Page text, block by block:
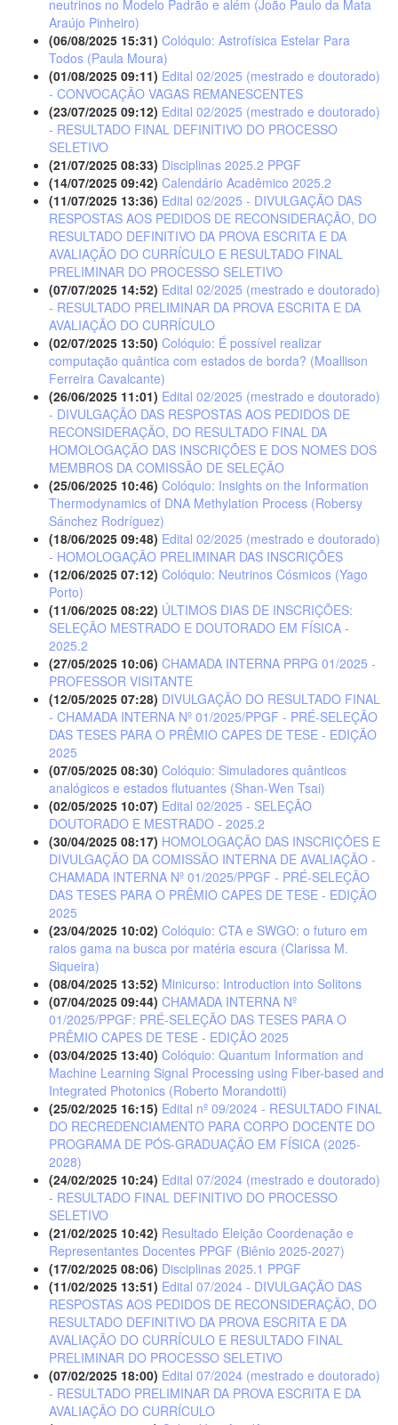
neutrinos no Modelo Padrão e além (João Paulo da Mata
Araújo Pinheiro)
(06/08/2025 15:31) Colóquio: Astrofísica Estelar Para
Todos (Paula Moura)
(01/08/2025 09:11) Edital 02/2025 (mestrado e doutorado)
- CONVOCAÇÃO VAGAS REMANESCENTES
(23/07/2025 09:12) Edital 02/2025 (mestrado e doutorado)
- RESULTADO FINAL DEFINITIVO DO PROCESSO
SELETIVO
(21/07/2025 08:33) Disciplinas 2025.2 PPGF
(14/07/2025 09:42) Calendário Acadêmico 2025.2
(11/07/2025 13:36) Edital 02/2025 - DIVULGAÇÃO DAS
RESPOSTAS AOS PEDIDOS DE RECONSIDERAÇÃO, DO
RESULTADO DEFINITIVO DA PROVA ESCRITA E DA
AVALIAÇÃO DO CURRÍCULO E RESULTADO FINAL
PRELIMINAR DO PROCESSO SELETIVO
(07/07/2025 14:52) Edital 02/2025 (mestrado e doutorado)
- RESULTADO PRELIMINAR DA PROVA ESCRITA E DA
AVALIAÇÃO DO CURRÍCULO
(02/07/2025 13:50) Colóquio: É possível realizar
computação quântica com estados de borda? (Moallison
Ferreira Cavalcante)
(26/06/2025 11:01) Edital 02/2025 (mestrado e doutorado)
- DIVULGAÇÃO DAS RESPOSTAS AOS PEDIDOS DE
RECONSIDERAÇÃO, DO RESULTADO FINAL DA
HOMOLOGAÇÃO DAS INSCRIÇÕES E DOS NOMES DOS
MEMBROS DA COMISSÃO DE SELEÇÃO
(25/06/2025 10:46) Colóquio: Insights on the Information
Thermodynamics of DNA Methylation Process (Robersy
Sánchez Rodríguez)
(18/06/2025 09:48) Edital 02/2025 (mestrado e doutorado)
- HOMOLOGAÇÃO PRELIMINAR DAS INSCRIÇÕES
(12/06/2025 07:12) Colóquio: Neutrinos Cósmicos (Yago
Porto)
(11/06/2025 08:22) ÚLTIMOS DIAS DE INSCRIÇÕES:
SELEÇÃO MESTRADO E DOUTORADO EM FÍSICA -
2025.2
(27/05/2025 10:06) CHAMADA INTERNA PRPG 01/2025 -
PROFESSOR VISITANTE
(12/05/2025 07:28) DIVULGAÇÃO DO RESULTADO FINAL
- CHAMADA INTERNA Nº 01/2025/PPGF - PRÉ-SELEÇÃO
DAS TESES PARA O PRÊMIO CAPES DE TESE - EDIÇÃO
2025
(07/05/2025 08:30) Colóquio: Simuladores quânticos
analógicos e estados flutuantes (Shan-Wen Tsai)
(02/05/2025 10:07) Edital 02/2025 - SELEÇÃO
DOUTORADO E MESTRADO - 2025.2
(30/04/2025 08:17) HOMOLOGAÇÃO DAS INSCRIÇÕES E
DIVULGAÇÃO DA COMISSÃO INTERNA DE AVALIAÇÃO -
CHAMADA INTERNA Nº 01/2025/PPGF - PRÉ-SELEÇÃO
DAS TESES PARA O PRÊMIO CAPES DE TESE - EDIÇÃO
2025
(23/04/2025 10:02) Colóquio: CTA e SWGO: o futuro em
raios gama na busca por matéria escura (Clarissa M.
Siqueira)
(08/04/2025 13:52) Minicurso: Introduction into Solitons
(07/04/2025 09:44) CHAMADA INTERNA Nº
01/2025/PPGF: PRÉ-SELEÇÃO DAS TESES PARA O
PRÊMIO CAPES DE TESE - EDIÇÃO 2025
(03/04/2025 13:40) Colóquio: Quantum Information and
Machine Learning Signal Processing using Fiber-based and
Integrated Photonics (Roberto Morandotti)
(25/02/2025 16:15) Edital nº 09/2024 - RESULTADO FINAL
DO RECREDENCIAMENTO PARA CORPO DOCENTE DO
PROGRAMA DE PÓS-GRADUAÇÃO EM FÍSICA (2025-
2028)
(24/02/2025 10:24) Edital 07/2024 (mestrado e doutorado)
- RESULTADO FINAL DEFINITIVO DO PROCESSO
SELETIVO
(21/02/2025 10:42) Resultado Eleição Coordenação e
Representantes Docentes PPGF (Biênio 2025-2027)
(17/02/2025 08:06) Disciplinas 2025.1 PPGF
(11/02/2025 13:51) Edital 07/2024 - DIVULGAÇÃO DAS
RESPOSTAS AOS PEDIDOS DE RECONSIDERAÇÃO, DO
RESULTADO DEFINITIVO DA PROVA ESCRITA E DA
AVALIAÇÃO DO CURRÍCULO E RESULTADO FINAL
PRELIMINAR DO PROCESSO SELETIVO
(07/02/2025 18:00) Edital 07/2024 (mestrado e doutorado)
- RESULTADO PRELIMINAR DA PROVA ESCRITA E DA
AVALIAÇÃO DO CURRÍCULO